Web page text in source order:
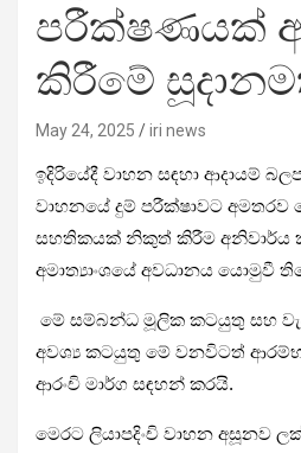
පරීක්ෂණයක්
කිරීමේ
May 24, 2025 iri news
ඉදිරියේදී වාහන සඳහා ආදායම්
වාහනයේ දුම් පරීක්ෂාවට
සහතිකයක් නිකුත් කිරීම අනිවාර්ය
අමාත්‍යාංශයේ අවධානය යොමුවී
මේ සම්බන්ධ මූලික කටයුතු සහ
අවශ්‍ය කටයුතු මේ වනවිටත්
ආරංචි මාර්ග සඳහන් කරයි.
මෙරට ලියාපදිංචි වාහන අසූනව